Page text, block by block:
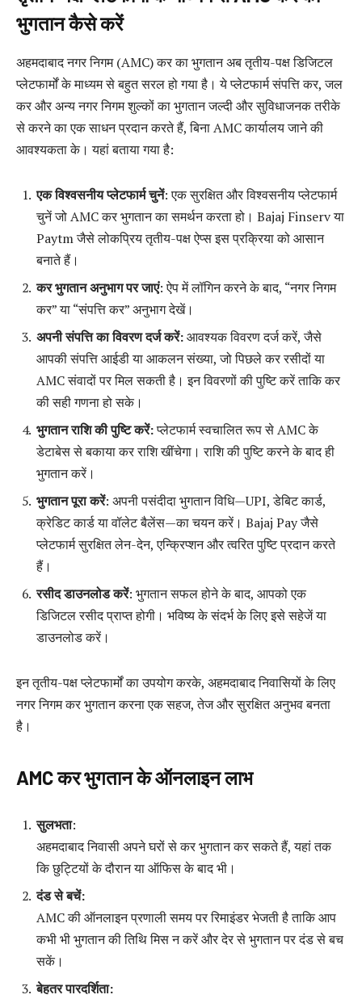
भुगतान कैसे करें
अहमदाबाद नगर निगम (AMC) कर का भुगतान अब तृतीय-पक्ष डिजिटल
प्लेटफार्मों के माध्यम से बहुत सरल हो गया है। ये प्लेटफार्म संपत्ति कर, जल
कर और अन्य नगर निगम शुल्कों का भुगतान जल्दी और सुविधाजनक तरीके
से करने का एक साधन प्रदान करते हैं, बिना AMC कार्यालय जाने की
आवश्यकता के। यहां बताया गया है:
एक विश्वसनीय प्लेटफार्म चुनें: एक सुरक्षित और विश्वसनीय प्लेटफार्म
चुनें जो AMC कर भुगतान का समर्थन करता हो। Bajaj Finserv या
Paytm जैसे लोकप्रिय तृतीय-पक्ष ऐप्स इस प्रक्रिया को आसान
बनाते हैं।
कर भुगतान अनुभाग पर जाएं: ऐप में लॉगिन करने के बाद, “नगर निगम
कर” या “संपत्ति कर” अनुभाग देखें।
अपनी संपत्ति का विवरण दर्ज करें:आवश्यक विवरण दर्ज करें, जैसे
आपकी संपत्ति आईडी या आकलन संख्या, जो पिछले कर रसीदों या
AMC संवादों पर मिल सकती है। इन विवरणों की पुष्टि करें ताकि कर
की सही गणना हो सके।
भुगतान राशि की पुष्टि करें:प्लेटफार्म स्वचालित रूप से AMC के
डेटाबेस से बकाया कर राशि खींचेगा। राशि की पुष्टि करने के बाद ही
भुगतान करें।
भुगतान पूरा करें: अपनी पसंदीदा भुगतान विधि—UPI, डेबिट कार्ड,
क्रेडिट कार्ड या वॉलेट बैलेंस—का चयन करें। Bajaj Pay जैसे
प्लेटफार्म सुरक्षित लेन-देन, एन्क्रिप्शन और त्वरित पुष्टि प्रदान करते
हैं।
रसीद डाउनलोड करें: भुगतान सफल होने के बाद, आपको एक
डिजिटल रसीद प्राप्त होगी। भविष्य के संदर्भ के लिए इसे सहेजें या
डाउनलोड करें।
इन तृतीय-पक्ष प्लेटफार्मों का उपयोग करके, अहमदाबाद निवासियों के लिए
नगर निगम कर भुगतान करना एक सहज, तेज और सुरक्षित अनुभव बनता
है।
AMC कर भुगतान के ऑनलाइन लाभ
सुलभता:
अहमदाबाद निवासी अपने घरों से कर भुगतान कर सकते हैं, यहां तक
कि छुट्टियों के दौरान या ऑफिस के बाद भी।
दंड से बचें:
AMC की ऑनलाइन प्रणाली समय पर रिमाइंडर भेजती है ताकि आप
कभी भी भुगतान की तिथि मिस न करें और देर से भुगतान पर दंड से बच
सकें।
बेहतर पारदर्शिता: